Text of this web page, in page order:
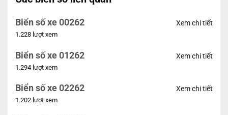
Biển số xe 00262
1.228 lượt xem
Xem chi tiết
Biển số xe 01262
1.294 lượt xem
Xem chi tiết
Biển số xe 02262
1.202 lượt xem
Xem chi tiết